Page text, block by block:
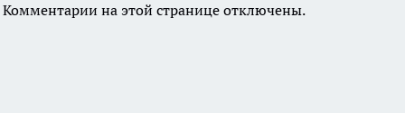
Комментарии на этой странице отключены.